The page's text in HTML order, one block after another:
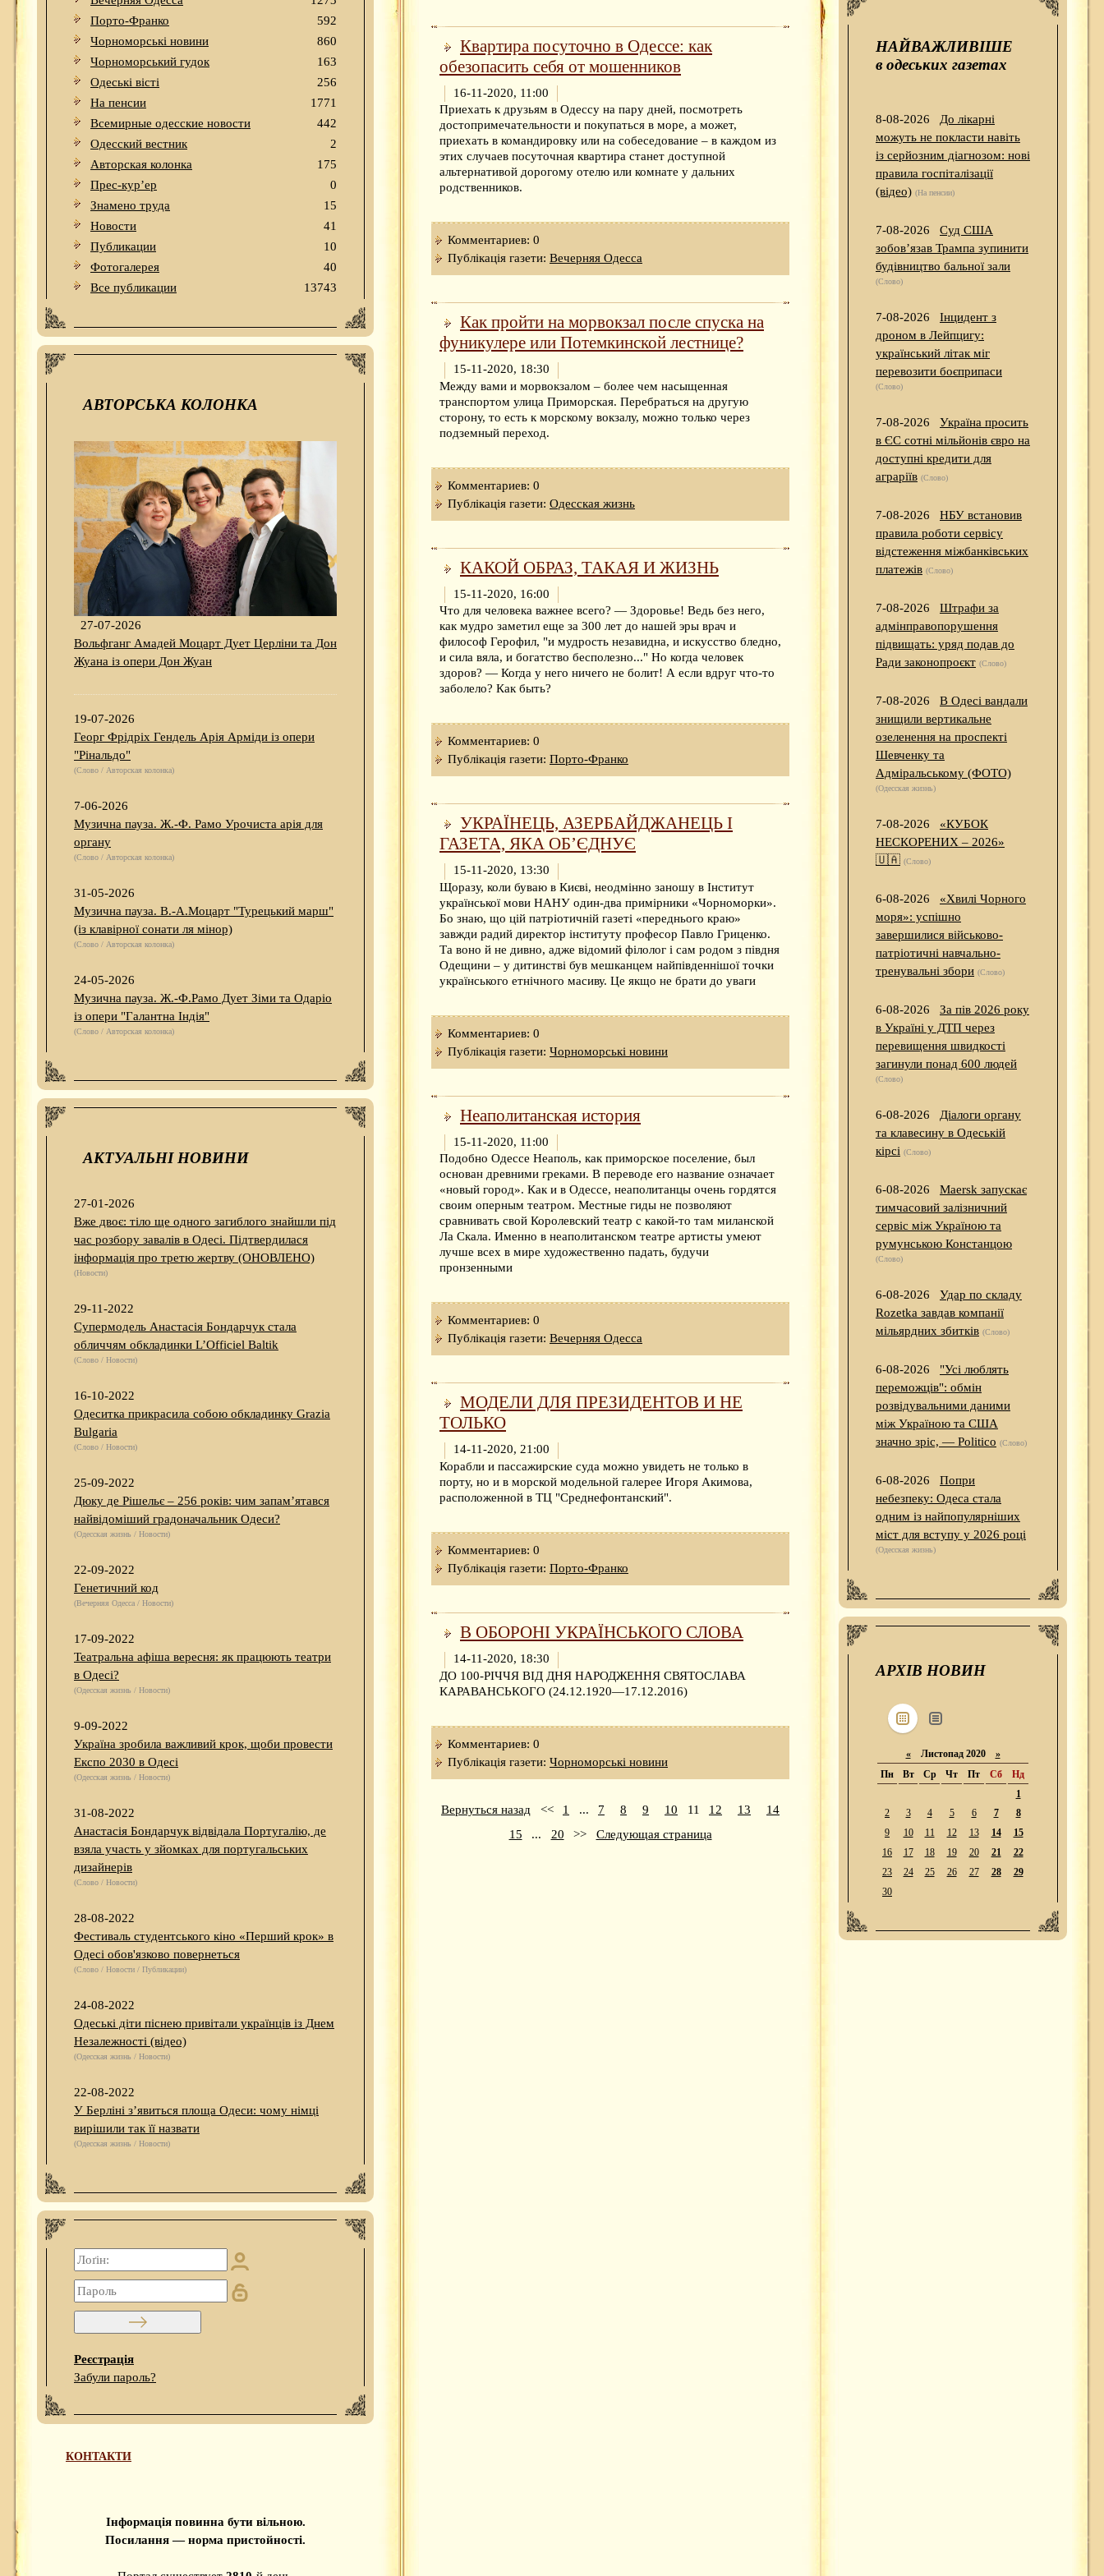
Порто-Франко
592
Чорноморські новини
860
Чорноморський гудок
163
Одеськi вiстi
256
На пенсии
1771
Всемирные одесские новости
442
Одесский вестник
2
Авторская колонка
175
Прес-кур’ер
0
Знамено труда
15
Новости
41
Публикации
10
Фотогалерея
40
Все публикации
13743
АВТОРСЬКА КОЛОНКА
27-07-2026
Вольфганг Амадей Моцарт Дует Церліни та Дон
Жуана із опери Дон Жуан
19-07-2026
Георг Фрідріх Гендель Арія Арміди із опери
"Рінальдо"
(Слово / Авторская колонка)
7-06-2026
Музична пауза. Ж.-Ф. Рамо Урочиста арія для
органу
(Слово / Авторская колонка)
31-05-2026
Музична пауза. В.-А.Моцарт "Турецький марш"
(із клавірної сонати ля мінор)
(Слово / Авторская колонка)
24-05-2026
Музична пауза. Ж.-Ф.Рамо Дует Зіми та Одаріо
із опери "Галантна Індія"
(Слово / Авторская колонка)
АКТУАЛЬНІ НОВИНИ
27-01-2026
Вже двоє: тіло ще одного загиблого знайшли під
час розбору завалів в Одесі. Підтвердилася
інформація про третю жертву (ОНОВЛЕНО)
(Новости)
29-11-2022
Супермодель Анастасія Бондарчук стала
обличчям обкладинки L’Officiel Baltik
(Слово / Новости)
16-10-2022
Одеситка прикрасила собою обкладинку Grazia
Bulgaria
(Слово / Новости)
25-09-2022
Дюку де Рішельє – 256 років: чим запам’ятався
найвідоміший градоначальник Одеси?
(Одесская жизнь / Новости)
22-09-2022
Генетичний код
(Вечерняя Одесса / Новости)
17-09-2022
Театральна афіша вересня: як працюють театри
в Одесі?
(Одесская жизнь / Новости)
9-09-2022
Україна зробила важливий крок, щоби провести
Експо 2030 в Одесі
(Одесская жизнь / Новости)
31-08-2022
Анастасія Бондарчук відвідала Португалію, де
взяла участь у зйомках для португальських
дизайнерів
(Слово / Новости)
28-08-2022
Фестиваль студентського кіно «Перший крок» в
Одесі обов'язково повернеться
(Слово / Новости / Публикации)
24-08-2022
Одеські діти піснею привітали українців із Днем
Незалежності (відео)
(Одесская жизнь / Новости)
22-08-2022
У Берліні з’явиться площа Одеси: чому німці
вирішили так її назвати
(Одесская жизнь / Новости)
Реєстрація
Забули пароль?
КОНТАКТИ
Інформація повинна бути вільною.
Посилання — норма пристойності.
Квартира посуточно в Одессе: как
обезопасить себя от мошенников
16-11-2020, 11:00
Приехать к друзьям в Одессу на пару дней, посмотреть
достопримечательности и покупаться в море, а может,
приехать в командировку или на собеседование – в каждом из
этих случаев посуточная квартира станет доступной
альтернативой дорогому отелю или комнате у дальних
родственников.
Комментариев: 0
Публікація газети: Вечерняя Одесса
Как пройти на морвокзал после спуска на
фуникулере или Потемкинской лестнице?
15-11-2020, 18:30
Между вами и морвокзалом – более чем насыщенная
транспортом улица Приморская. Перебраться на другую
сторону, то есть к морскому вокзалу, можно только через
подземный переход.
Комментариев: 0
Публікація газети: Одесская жизнь
КАКОЙ ОБРАЗ, ТАКАЯ И ЖИЗНЬ
15-11-2020, 16:00
Что для человека важнее всего? — Здоровье! Ведь без него,
как мудро заметил еще за 300 лет до нашей эры врач и
философ Герофил, "и мудрость незавидна, и искусство бледно,
и сила вяла, и богатство бесполезно..." Но когда человек
здоров? — Когда у него ничего не болит! А если вдруг что-то
заболело? Как быть?
Комментариев: 0
Публікація газети: Порто-Франко
УКРАЇНЕЦЬ, АЗЕРБАЙДЖАНЕЦЬ І
ГАЗЕТА, ЯКА ОБ’ЄДНУЄ
15-11-2020, 13:30
Щоразу, коли буваю в Києві, неодмінно заношу в Інститут
української мови НАНУ один-два примірники «Чорноморки».
Бо знаю, що цій патріотичній газеті «переднього краю»
завжди радий директор інституту професор Павло Гриценко.
Та воно й не дивно, адже відомий філолог і сам родом з півдня
Одещини – у дитинстві був мешканцем найпівденнішої точки
українського етнічного масиву. Це якщо не брати до уваги
Комментариев: 0
Публікація газети: Чорноморські новини
Неаполитанская история
15-11-2020, 11:00
Подобно Одессе Неаполь, как приморское поселение, был
основан древними греками. В переводе его название означает
«новый город». Как и в Одессе, неаполитанцы очень гордятся
своим оперным театром. Местные гиды не позволяют
сравнивать свой Королевский театр с какой-то там миланской
Ла Скала. Именно в неаполитанском театре артисты умеют
лучше всех в мире художественно падать, будучи
пронзенными
Комментариев: 0
Публікація газети: Вечерняя Одесса
МОДЕЛИ ДЛЯ ПРЕЗИДЕНТОВ И НЕ
ТОЛЬКО
14-11-2020, 21:00
Корабли и пассажирские суда можно увидеть не только в
порту, но и в морской модельной галерее Игоря Акимова,
расположенной в ТЦ "Среднефонтанский".
Комментариев: 0
Публікація газети: Порто-Франко
В ОБОРОНІ УКРАЇНСЬКОГО СЛОВА
14-11-2020, 18:30
ДО 100-РІЧЧЯ ВІД ДНЯ НАРОДЖЕННЯ СВЯТОСЛАВА
КАРАВАНСЬКОГО (24.12.1920—17.12.2016)
Комментариев: 0
Публікація газети: Чорноморські новини
Вернуться назад << 1 ... 7 8 9 10 11 12 13
14
15
... 20 >> Следующая страница
НАЙВАЖЛИВІШЕ
в одеських газетах
8-08-2026
До лікарні
можуть не покласти навіть
із серйозним діагнозом: нові
правила госпіталізації
(відео) (На пенсии)
7-08-2026
Суд США
зобов’язав Трампа зупинити
будівництво бальної зали
(Слово)
7-08-2026
Інцидент з
дроном в Лейпцигу:
український літак міг
перевозити боєприпаси
(Слово)
7-08-2026
Україна просить
в ЄС сотні мільйонів євро на
доступні кредити для
аграріїв (Слово)
7-08-2026
НБУ встановив
правила роботи сервісу
відстеження міжбанківських
платежів (Слово)
7-08-2026
Штрафи за
адмінправопорушення
підвищать: уряд подав до
Ради законопроєкт (Слово)
7-08-2026
В Одесі вандали
знищили вертикальне
озеленення на проспекті
Шевченку та
Адміральському (ФОТО)
(Одесская жизнь)
7-08-2026
«КУБОК
НЕСКОРЕНИХ – 2026»
🇺🇦 (Слово)
6-08-2026
«Хвилі Чорного
моря»: успішно
завершилися військово-
патріотичні навчально-
тренувальні збори (Слово)
6-08-2026
За пів 2026 року
в Україні у ДТП через
перевищення швидкості
загинули понад 600 людей
(Слово)
6-08-2026
Діалоги органу
та клавесину в Одеській
кірсі (Слово)
6-08-2026
Maersk запускає
тимчасовий залізничний
сервіс між Україною та
румунською Констанцою
(Слово)
6-08-2026
Удар по складу
Rozetka завдав компанії
мільярдних збитків (Слово)
6-08-2026
"Усі люблять
переможців": обмін
розвідувальними даними
між Україною та США
значно зріс, — Politico (Слово)
6-08-2026
Попри
небезпеку: Одеса стала
одним із найпопулярніших
міст для вступу у 2026 році
(Одесская жизнь)
АРХІВ НОВИН
«Листопад 2020 »
Пн
Вт Ср Чт Пт Сб
Нд
1
2
3 4 5 6 7
8
9
10 11 12 13 14
15
16
17 18 19 20 21
22
23
24 25 26 27 28
29
30